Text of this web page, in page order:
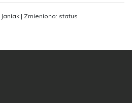
| Zmieniono: status